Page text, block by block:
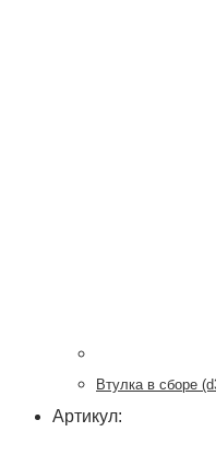
Втулка в сборе
Артикул: